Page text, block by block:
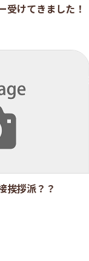
けてきました！
挨拶派？？